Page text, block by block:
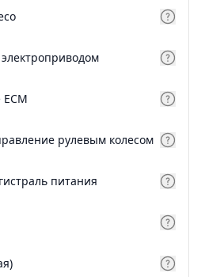
рулевым колесом
питания